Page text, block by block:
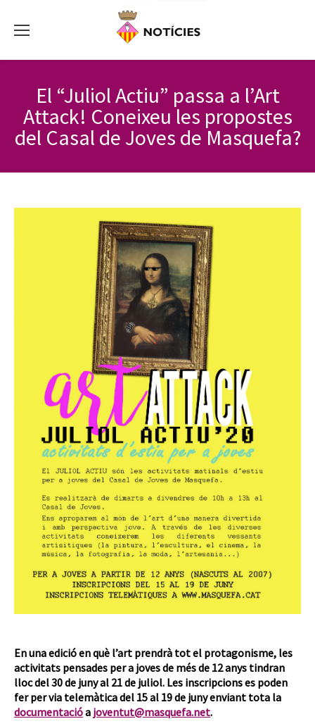
El “Juliol Actiu” passa a l’Art
Attack! Coneixeu les propostes
del Casal de Joves de Masquefa?
En una edició en què l’art prendrà tot el protagonisme, les
activitats pensades per a joves de més de 12 anys tindran
lloc del 30 de juny al 21 de juliol. Les inscripcions es poden
fer per via telemàtica del 15 al 19 de juny enviant tota la
documentacióa joventut@masquefa.net.